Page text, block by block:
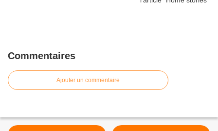
Commentaires
Ajouter un commentaire